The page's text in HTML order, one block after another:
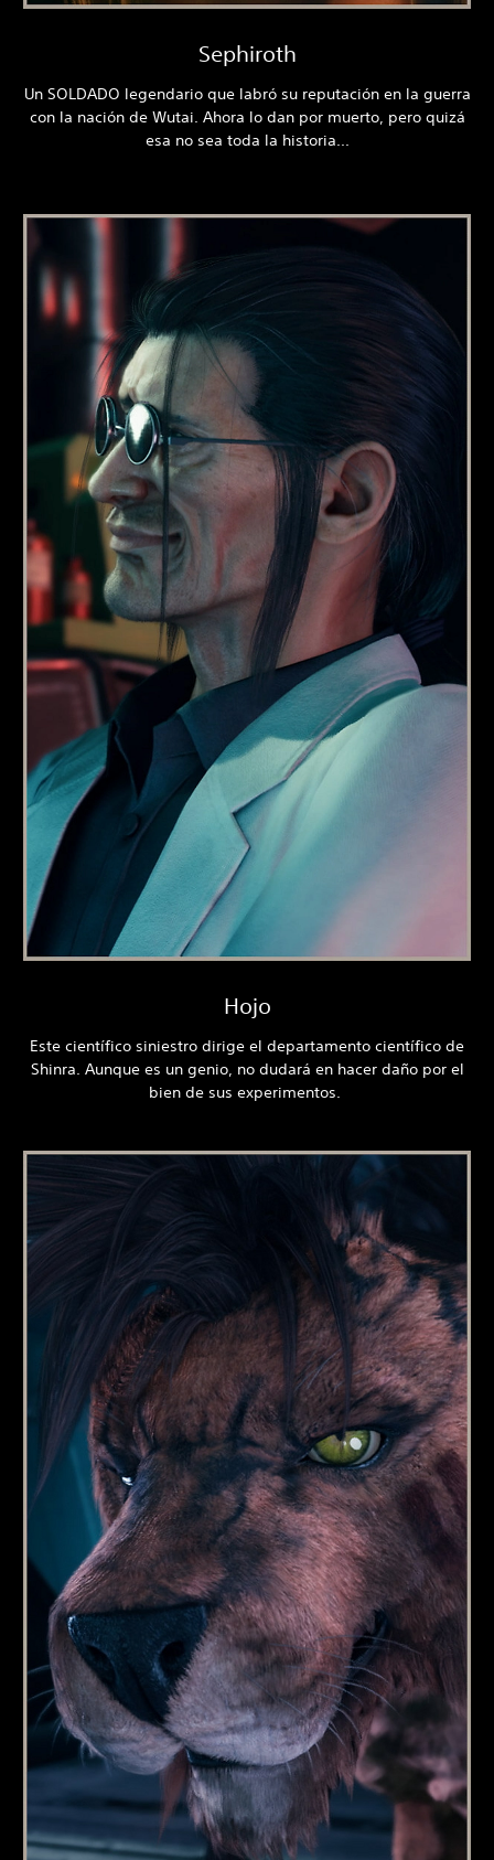
Sephiroth
Un SOLDADO legendario que labró su reputación en la guerra
con la nación de Wutai. Ahora lo dan por muerto, pero quizá
esa no sea toda la historia...
Hojo
Este científico siniestro dirige el departamento científico de
Shinra. Aunque es un genio, no dudará en hacer daño por el
bien de sus experimentos.